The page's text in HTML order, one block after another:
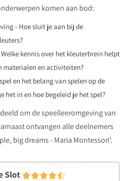
komen aan bod:
- Hoe sluit je aan bij de
kennis over het kleuterbrein helpt
materialen en activiteiten?
en het belang van spelen op de
het in en hoe begeleid je het spel?
om de speelleeromgeving van
ontvangen alle deelnemers
big dreams - Maria Montessori'.
Slot